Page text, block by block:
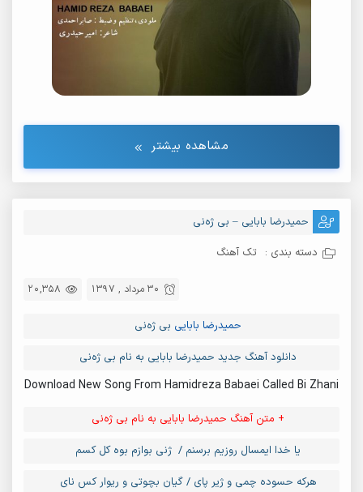
مشاهده بیشتر
حمیدرضا بابایی – بی ژه‌نی
دسته بندی : تک آهنگ
20,358 30 مرداد , 1397
حمیدرضا بابایی بی ژه‌نی
دانلود آهنگ جدید حمیدرضا بابایی به نام بی ژه‌نی
Download New Song From Hamidreza Babaei Called Bi Zhani
+ متن آهنگ حمیدرضا بابایی به نام بی ژه‌نی
یا خدا ایمسال روزیم برسنم / ژنی بوازم بوه کل کسم
هرکه حسوده چمی و ژیر پای / گیان بچوتی و ریوار کس نای